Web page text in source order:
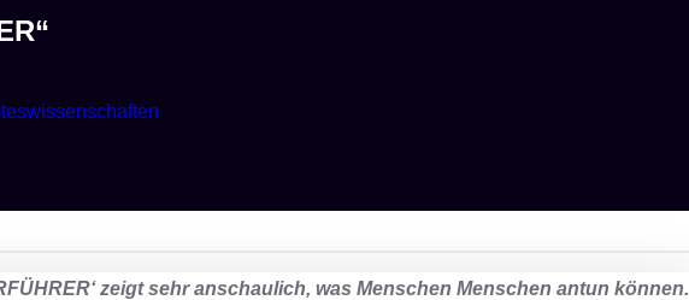
zeigt sehr anschaulich, was Menschen Menschen antun können.